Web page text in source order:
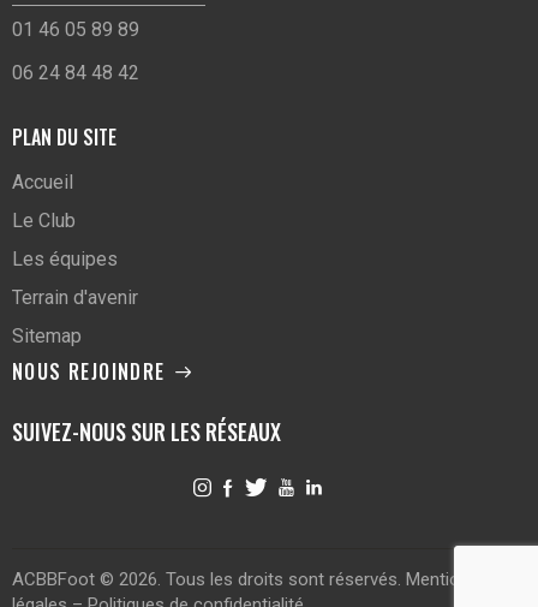
01 46 05 89 89
06 24 84 48 42
PLAN DU SITE
Accueil
Le Club
Les équipes
Terrain d'avenir
Sitemap
NOUS REJOINDRE
SUIVEZ-NOUS SUR LES RÉSEAUX
ACBBFoot © 2026. Tous les droits sont réservés. Mentions